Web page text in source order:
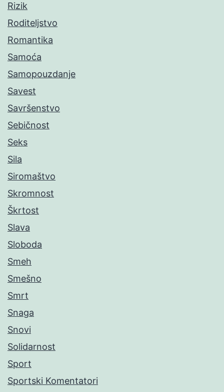
Rizik
Roditeljstvo
Romantika
Samoća
Samopouzdanje
Savest
Savršenstvo
Sebičnost
Seks
Sila
Siromaštvo
Skromnost
Škrtost
Slava
Sloboda
Smeh
Smešno
Smrt
Snaga
Snovi
Solidarnost
Sport
Sportski Komentatori